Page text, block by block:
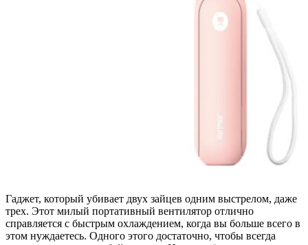
Гаджет, который убивает двух зайцев одним выстрелом, даже
трех. Этот милый портативный вентилятор отлично
справляется с быстрым охлаждением, когда вы больше всего в
этом нуждаетесь. Одного этого достаточно, чтобы всегда